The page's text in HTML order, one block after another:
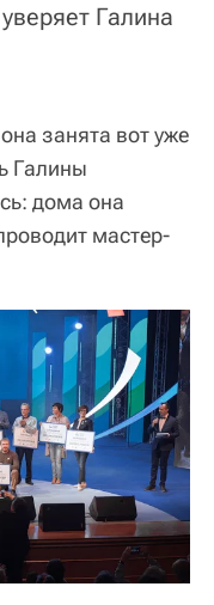
Галина
занята вот уже
Галины
дома она
мастер-